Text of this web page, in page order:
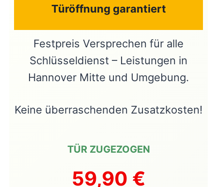
Türöffnung garantiert
Festpreis Versprechen für alle
Schlüsseldienst – Leistungen in
Hannover Mitte und Umgebung.
Keine überraschenden Zusatzkosten!
TÜR ZUGEZOGEN
59,90 €